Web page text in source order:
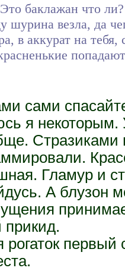
баклажан что
шурина везла, да
в аккурат на
сами
я некоторым.
Гламур и
А блузон
рогаток первый